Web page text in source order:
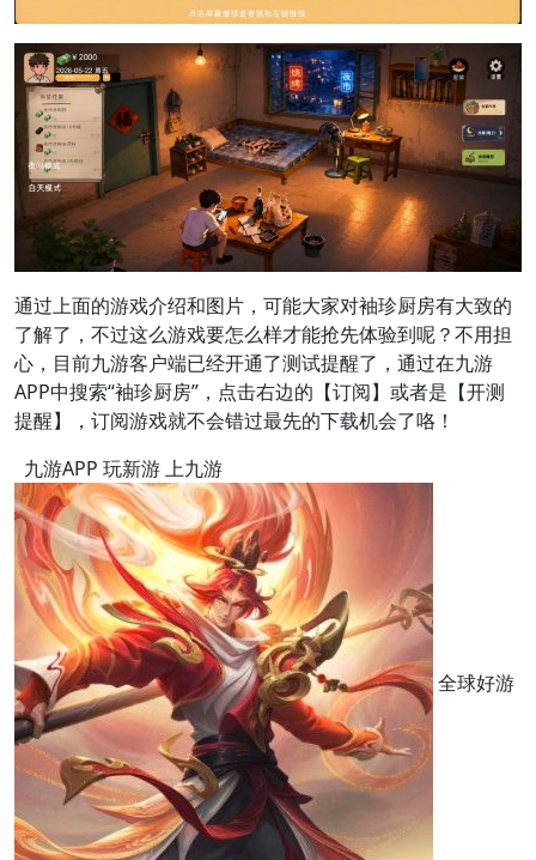
通过上面的游戏介绍和图片，可能大家对袖珍厨房有大致的
了解了，不过这么游戏要怎么样才能抢先体验到呢？不用担
心，目前九游客户端已经开通了测试提醒了，通过在九游
APP中搜索“袖珍厨房”，点击右边的【订阅】或者是【开测
提醒】，订阅游戏就不会错过最先的下载机会了咯！
九游APP 玩新游 上九游
全球好游